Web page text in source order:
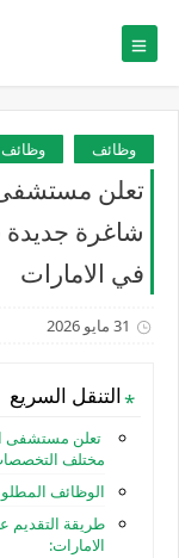
وظائف وظائف
تعلن
شاغرة
في الامارات
31 مايو 2026
التنقل السريع
تعلن مستشفى
مختلف
الوظائف
طريقة
الامارات: